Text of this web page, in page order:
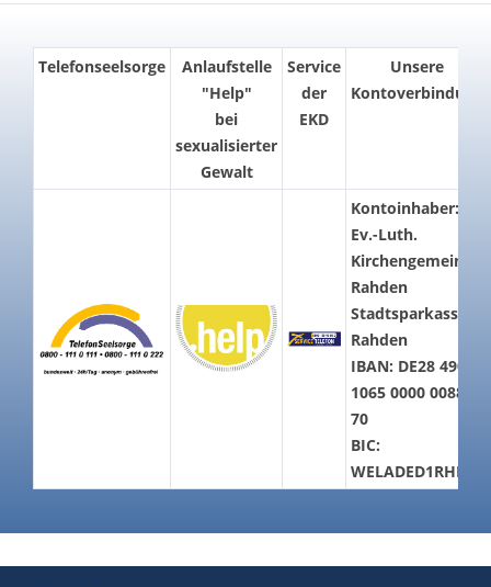
Telefonseelsorge
Anlaufstelle
"Help"
bei
sexualisierter
Gewalt
Service
der
EKD
Unsere
Kontoverbindung
Kontoinhaber:
Ev.-Luth.
Kirchengemeinde
Rahden
Stadtsparkasse
Rahden
IBAN: DE28 4905
1065 0000 0088
70
BIC:
WELADED1RHD